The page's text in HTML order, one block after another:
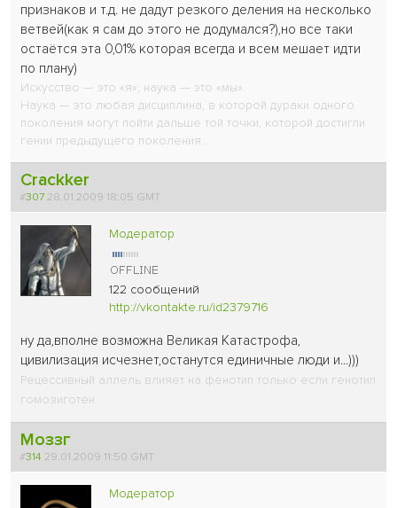
признаков и т.д. не дадут резкого деления на несколько
ветвей(как я сам до этого не додумался?),но все таки
остаётся эта 0,01% которая всегда и всем мешает идти
по плану)
Искусство — это «я»; наука — это «мы».
Наука — это любая дисциплина, в которой дураки одного
поколения могут пойти дальше той точки, которой достигли
гении предыдущего поколения...
Crackker
#30728.01.2009 18:05 GMT
Модератор
122 сообщений
http://vkontakte.ru/id2379716
ну да,вполне возможна Великая Катастрофа,
цивилизация исчезнет,останутся единичные люди и...)))
Рецессивный аллель влияет на фенотип только если генотип
гомозиготен.
Моззг
#314 29.01.2009 11:50 GMT
Модератор